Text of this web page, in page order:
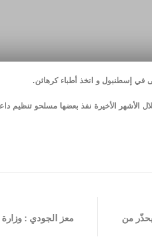
الأشهر الأخيرة نفذ بعضها مسلحو تنظيم
من
معز الجودي : وزارة